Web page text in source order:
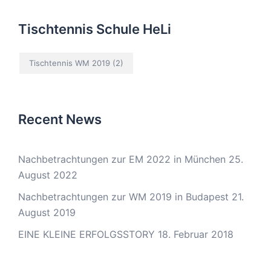
Tischtennis Schule HeLi
Tischtennis WM 2019 (2)
Recent News
Nachbetrachtungen zur EM 2022 in München 25.
August 2022
Nachbetrachtungen zur WM 2019 in Budapest 21.
August 2019
EINE KLEINE ERFOLGSSTORY 18. Februar 2018